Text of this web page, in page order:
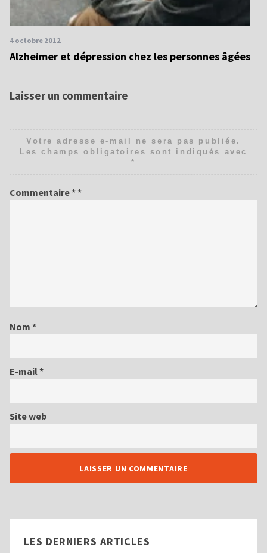
4 octobre 2012
Alzheimer et dépression chez les personnes âgées
Laisser un commentaire
Votre adresse e-mail ne sera pas publiée.
Les champs obligatoires sont indiqués avec
*
Commentaire*
Nom *
E-mail*
Site web
LES DERNIERS ARTICLES